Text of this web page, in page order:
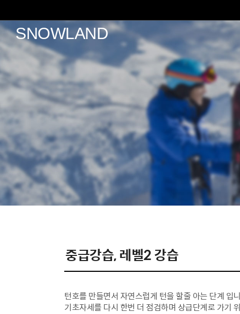
SNOWLAND
중급강습, 레벨2 강습
턴호를 만들면서 자연스럽게 턴을 할줄 아는 단계 입
기초자세를 다시 한번 더 점검하며 상급단계로 가기